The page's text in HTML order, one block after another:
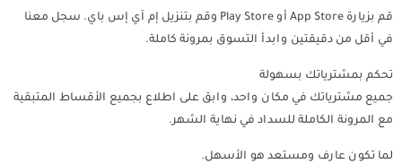
قم بزيارة App Store أو Play Store وقم بتنزيل إم آي إس باي. سجل معنا
في أقل من دقيقتين وابدأ التسوق بمرونة كاملة.
تحكم بمشترياتك بسهولة
جميع مشترياتك في مكان واحد، وابق على اطلاع بجميع الأقساط المتبقية
مع المرونة الكاملة للسداد في نهاية الشهر.
لما تكون عارف ومستعد هو الأسهل.